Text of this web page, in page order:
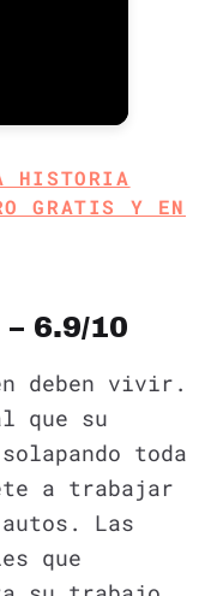
HISTORIA
GRATIS Y EN
6.9/10
deben vivir.
que su
toda
a trabajar
Las
que